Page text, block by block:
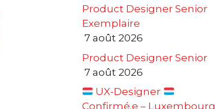
Product Designer Senior
Exemplaire
7 août 2026
Product Designer Senior
7 août 2026
UX-Designer
Confirmé.e – Luxembourg